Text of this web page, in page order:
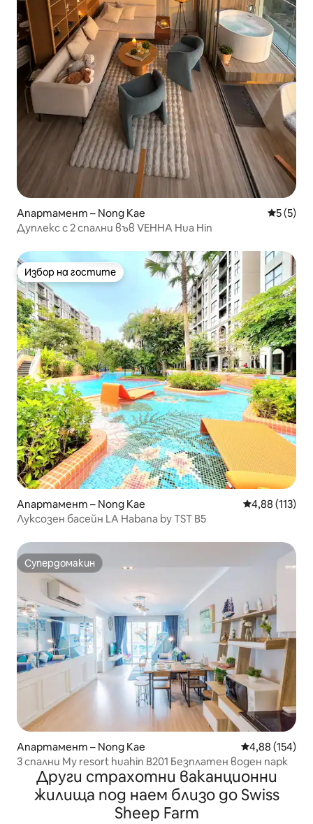
Апартамент – Nong Kae Средна
5 (5)
Дуплекс с 2 спални във VEHHA Hua Hin
Избор на гостите
Избор на гостите
Апартамент – Nong Kae Средна
4,88 (113)
Луксозен басейн LA Habana by TST B5
Супердомакин
Супердомакин
Апартамент – Nong Kae Средна
4,88 (154)
3 спални My resort huahin B201 Безплатен воден парк
Други страхотни ваканционни
жилища под наем близо до Swiss
Sheep Farm